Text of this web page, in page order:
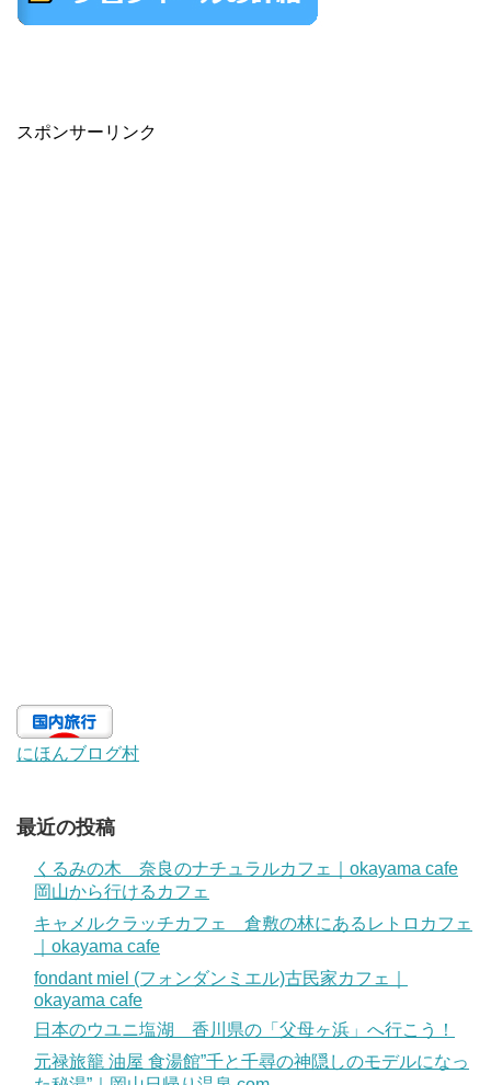
スポンサーリンク
にほんブログ村
最近の投稿
くるみの木 奈良のナチュラルカフェ｜okayama cafe
岡山から行けるカフェ
キャメルクラッチカフェ 倉敷の林にあるレトロカフェ
｜okayama cafe
fondant miel (フォンダンミエル)古民家カフェ｜
okayama cafe
日本のウユニ塩湖 香川県の「父母ヶ浜」へ行こう！
元禄旅籠 油屋 食湯館”千と千尋の神隠しのモデルになっ